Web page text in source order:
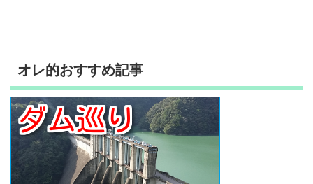
オレ的おすすめ記事